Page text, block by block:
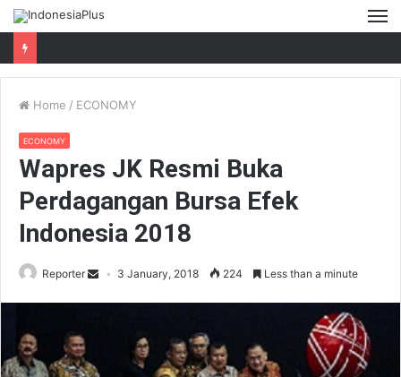
Home / ECONOMY
ECONOMY
Wapres JK Resmi Buka
Perdagangan Bursa Efek
Indonesia 2018
Reporter 3 January, 2018 224 Less than a minute